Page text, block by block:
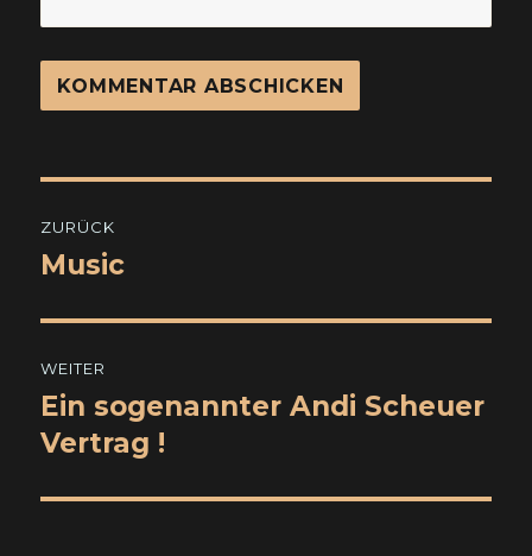
ZURÜCK
Vorheriger
Music
WEITER
Nächster
Beitrag:
Ein sogenannter Andi Scheuer
Vertrag !